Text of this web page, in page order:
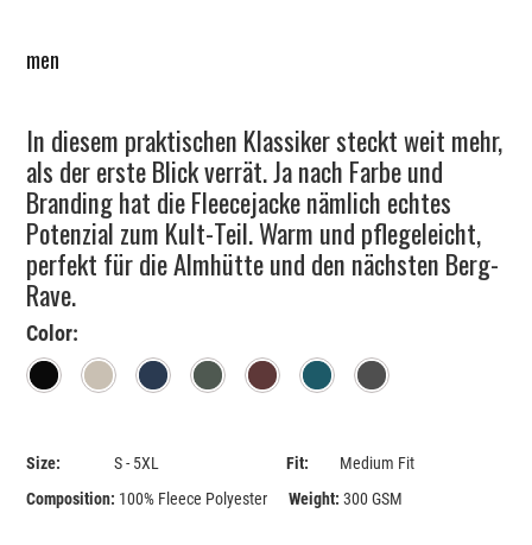
men
In diesem praktischen Klassiker steckt weit mehr,
als der erste Blick verrät. Ja nach Farbe und
Branding hat die Fleecejacke nämlich echtes
Potenzial zum Kult-Teil. Warm und pflegeleicht,
perfekt für die Almhütte und den nächsten Berg-
Rave.
Color:
Size: S - 5XL Fit:
Medium Fit
Composition: 100% Fleece Polyester Weight: 300 GSM